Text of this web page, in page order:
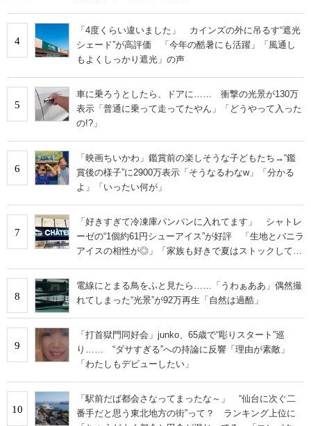
4
「4度くらい違いました」 カインズの外に吊るす“遮光
シェード”が高評価 「今年の酷暑にも活躍」「風通し
もよくしっかり遮光」の声
5
車に乗ろうとしたら、ドアに…… 衝撃の光景が130万
表示「普通に乗って走ってたやん」「どうやって入った
の!?」
6
「映画ちいかわ」鑑賞前の楽しそうな子どもたち→“鑑
賞後の様子”に2900万表示「そうなるわなw」「分かる
よ」「いったい何が」
7
「好きすぎて冷凍庫パンパンに入れてます」 シャトレ
ーゼの“1個約61円シューアイス”が好評 「生地とバニラ
アイスの相性が◎」「家族も好きで夏はストックして
8
電線にとまる鳥をふと見たら……「うわぁああ」偶然撮
れてしまった“光景”が92万再生「自然は過酷」
9
「打首獄門同好会」junko、65歳で“彫りスタート”巡
り…… “ダサすぎる”への持論に反響「理由が素敵」
「わたしもデビューしたい」
10
「駅前だば都会さなってまったな～」 “仙台に次ぐ二
番手だと思う東北地方の街”って？ ランキング上位に